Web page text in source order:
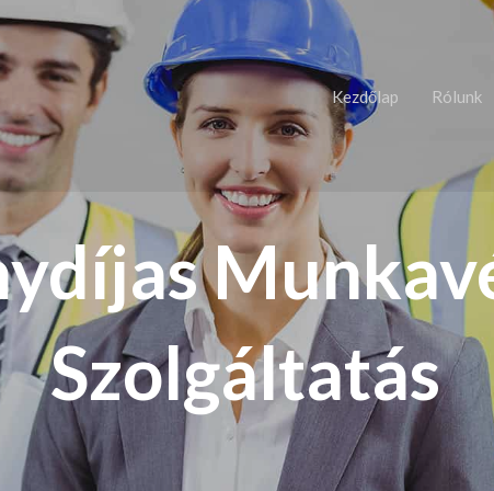
Kezdőlap
Rólunk
Szolgáltatás